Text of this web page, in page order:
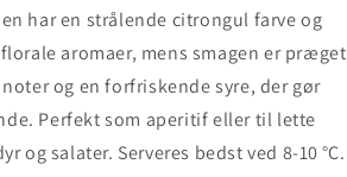
har en strålende citrongul farve og
aromaer, mens smagen er præget
og en forfriskende syre, der gør
Perfekt som aperitif eller til lette
og salater. Serveres bedst ved 8-10 °C.